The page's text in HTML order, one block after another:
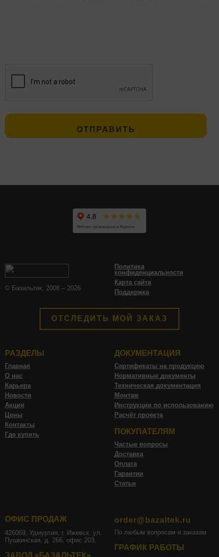
© Базальтек, 2008 – 2026
Политика
конфиденциальности
Карта сайта
Поддержка
ОТСЛЕДИТЬ МОЙ ЗАКАЗ
РАЗДЕЛЫ
Главная
О нас
Карьера
Новости
Акции
Цены
Контакты
Где купить
ДОКУМЕНТАЦИЯ
Сертификаты на продукцию
Нормативные документы
Техническая документация
Монтаж
Инструкции по использованию
Расчёт проекта
ПОКУПАТЕЛЯМ
Частые вопросы
Доставка
Оплата
Гарантии
Статьи
ОФИС ПРОДАЖ
426069, Удмуртия, г. Ижевск, ул.
Пушкинская, д. 266, офис 203.
ЗАВОД «БАЗАЛЬТЕК»
order@bazaltek.ru
По любым вопросам и заказам
ГРАФИК РАБОТЫ